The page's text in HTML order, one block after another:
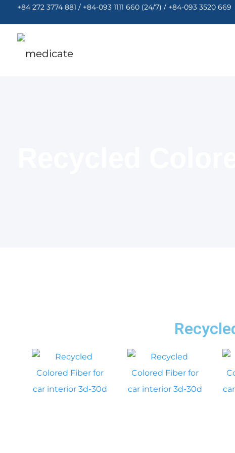
+84 272 3774 881 / +84-093 1111 660 (24/7) / +84-093 3520 669